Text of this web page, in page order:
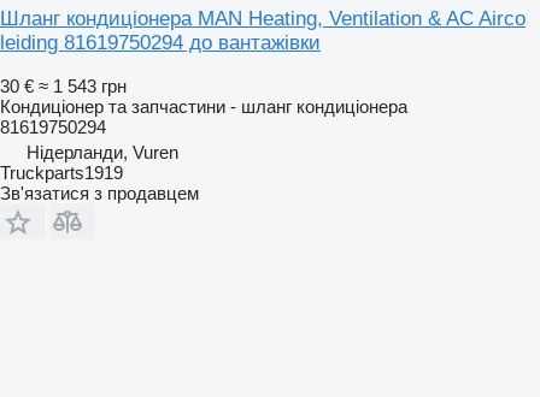
Шланг кондиціонера MAN Heating, Ventilation & AC Airco
leiding 81619750294 до вантажівки
30 € ≈ 1 543 грн
Кондиціонер та запчастини - шланг кондиціонера
81619750294
Нідерланди, Vuren
Truckparts1919
Зв'язатися з продавцем